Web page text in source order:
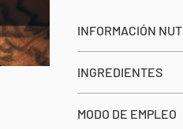
INFORMACIÓN
SERVICIOS POR
INGREDIENTES
de Tribulus
MODO DE EMPLEO